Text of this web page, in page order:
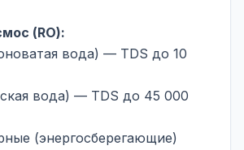
(RO):
вода) — TDS до 10
вода) — TDS до 45 000
(энергосберегающие)